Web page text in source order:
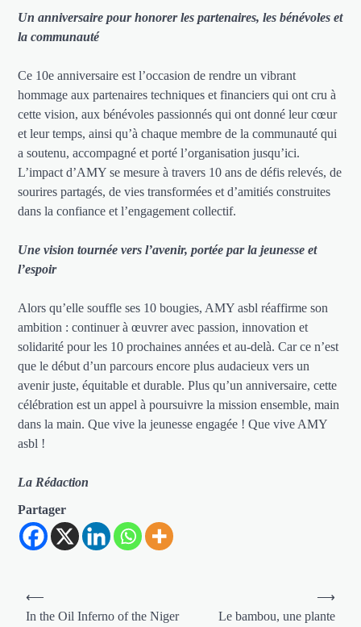
Un anniversaire pour honorer les partenaires, les bénévoles et
la communauté
Ce 10e anniversaire est l’occasion de rendre un vibrant
hommage aux partenaires techniques et financiers qui ont cru à
cette vision, aux bénévoles passionnés qui ont donné leur cœur
et leur temps, ainsi qu’à chaque membre de la communauté qui
a soutenu, accompagné et porté l’organisation jusqu’ici.
L’impact d’AMY se mesure à travers 10 ans de défis relevés, de
sourires partagés, de vies transformées et d’amitiés construites
dans la confiance et l’engagement collectif.
Une vision tournée vers l’avenir, portée par la jeunesse et
l’espoir
Alors qu’elle souffle ses 10 bougies, AMY asbl réaffirme son
ambition : continuer à œuvrer avec passion, innovation et
solidarité pour les 10 prochaines années et au-delà. Car ce n’est
que le début d’un parcours encore plus audacieux vers un
avenir juste, équitable et durable. Plus qu’un anniversaire, cette
célébration est un appel à poursuivre la mission ensemble, main
dans la main. Que vive la jeunesse engagée ! Que vive AMY
asbl !
La Rédaction
Partager
Navigation
de
⟵
In the Oil Inferno of the Niger
Le bambou, une plante
⟶